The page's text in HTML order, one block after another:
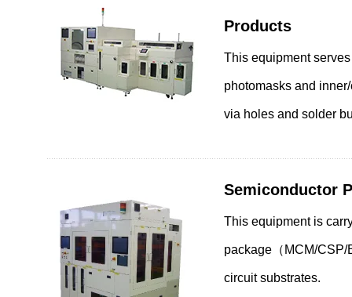
Products
This equipment
photomasks and
via holes and solder
Semiconductor
This equipment is
package（MCM/
circuit substrates.
业务领域
物流・农业领域
IoT 相关领域
触觉设备相关领域